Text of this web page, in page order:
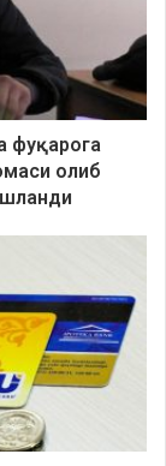
фуқарога
олиб